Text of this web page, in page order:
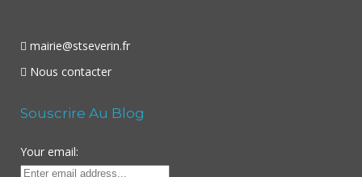
mairie@stseverin.fr
Nous contacter
Souscrire Au Blog
Your email: